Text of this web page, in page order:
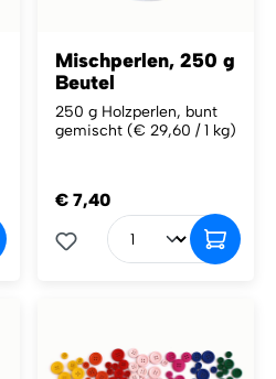
Mischperlen, 250 g
Beutel
250 g Holzperlen, bunt
gemischt (€ 29,60 / 1 kg)
€ 7,40